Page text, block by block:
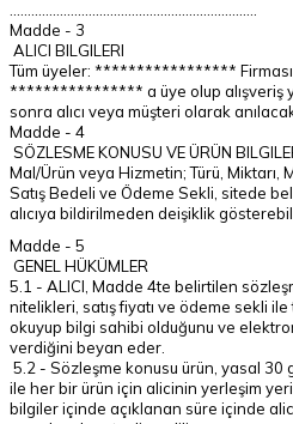
Madde - 3
ALICI BILGILERI
Tüm üyeler: *****************
**************** a üye olup alışveriş
sonra alıcı veya müşteri olarak
Madde - 4
SÖZLESME KONUSU VE ÜRÜN
Mal/Ürün veya Hizmetin; Türü, Miktarı,
Satış Bedeli ve Ödeme Sekli, sitede
alıcıya bildirilmeden deişiklik
Madde - 5
GENEL HÜKÜMLER
5.1 - ALICI, Madde 4te belirtilen
nitelikleri, satış fiyatı ve ödeme sekli
okuyup bilgi sahibi olduğunu ve
verdiğini beyan eder.
5.2 - Sözleşme konusu ürün, yasal 30
ile her bir ürün için alicinin yerleşim
bilgiler içinde açıklanan süre içinde